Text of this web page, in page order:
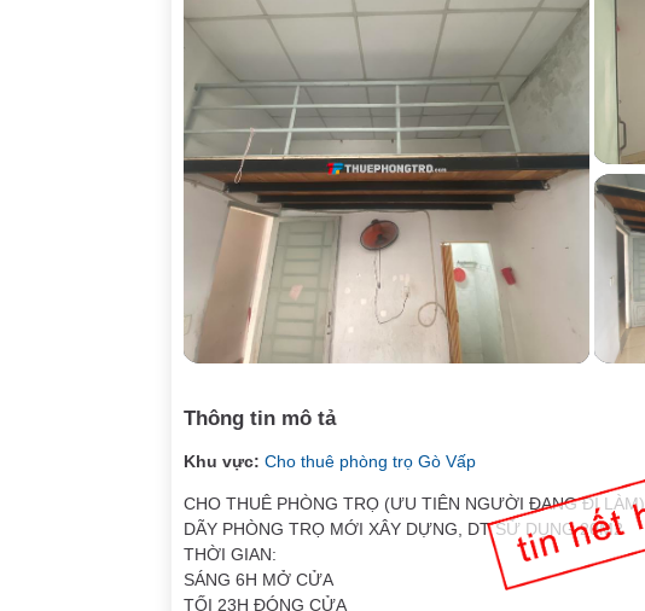
Thông tin mô tả
Khu vực: Cho thuê phòng trọ Gò Vấp
CHO THUÊ PHÒNG TRỌ (ƯU TIÊN NGƯỜI ĐANG ĐI LÀM)
DÃY PHÒNG TRỌ MỚI XÂY DỰNG, DT SỬ DỤNG 20M2
THỜI GIAN:
SÁNG 6H MỞ CỬA
TỐI 23H ĐÓNG CỬA